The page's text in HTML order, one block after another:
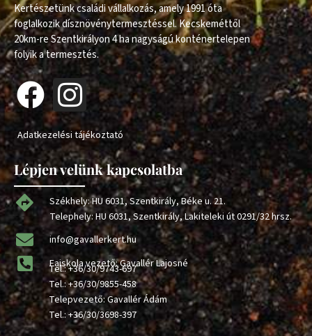
Kertészetünk családi vállalkozás, amely 1991 óta
foglalkozik dísznövénytermesztéssel. Kecskeméttől
20km-re Szentkirályon 4 ha nagyságú konténertelepen
folyik a termesztés.
Adatkezelési tájékoztató
Lépjen velünk kapcsolatba
Székhely: HU 6031, Szentkirály, Béke u. 21.
Telephely: HU 6031, Szentkirály, Lakiteleki út 0291/32 hrsz.
info@gavallerkert.hu
Faiskola vezető: Gavallér Lajosné
Tel.:+36/30/9743-697
Tel.:+36/30/9855-458
Telepvezető: Gavallér Ádám
Tel.:+36/30/3698-397